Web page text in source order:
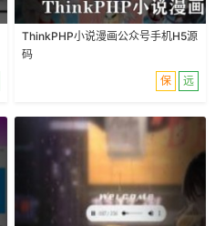
ThinkPHP小说漫画公众号手机H5源
码
保
远